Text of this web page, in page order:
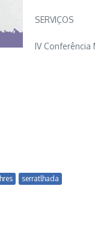
SERVIÇOS
IV Conferência
serratlhada